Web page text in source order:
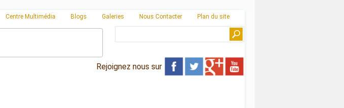
Centre Multimédia Blogs Galeries Nous Contacter Plan du site
Rejoignez nous sur